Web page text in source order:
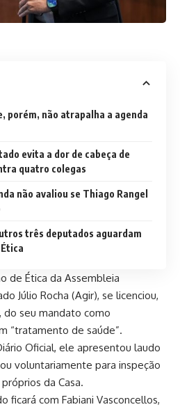
porém, não atrapalha a agenda
evita a dor de cabeça de
quatro colegas
não avaliou se Thiago Rangel
três deputados aguardam
de Ética da Assembleia
Júlio Rocha (Agir), se licenciou,
seu mandato como
“tratamento de saúde”.
Oficial, ele apresentou laudo
voluntariamente para inspeção
da Casa.
ficará com Fabiani Vasconcellos,